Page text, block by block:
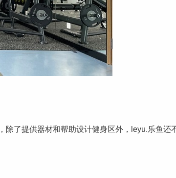
了提供器材和帮助设计健身区外，leyu.乐鱼还